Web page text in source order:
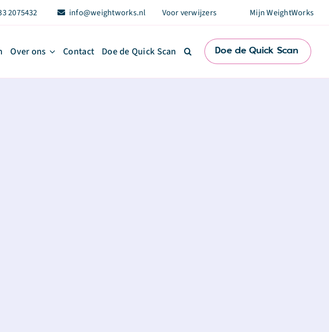
2075432 info@weightworks.nl Voor verwijzers Mijn WeightWorks
Over ons Contact Doe de Quick Scan Doe de Quick Scan